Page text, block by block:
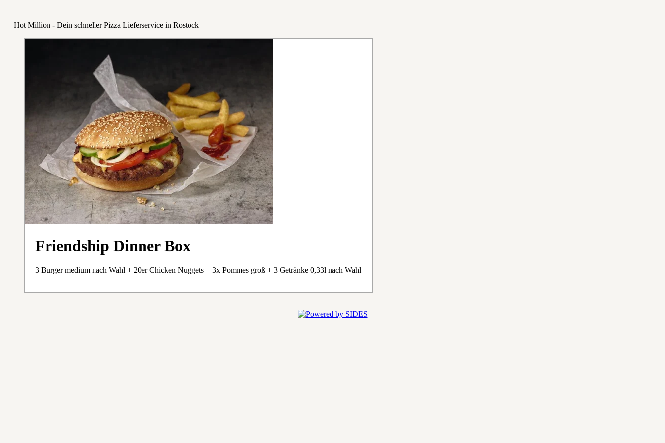
Hot Million - Dein schneller Pizza Lieferservice in Rostock
Friendship Dinner Box
3 Burger medium nach Wahl + 20er Chicken Nuggets + 3x Pommes groß + 3 Getränke 0,33l nach Wahl